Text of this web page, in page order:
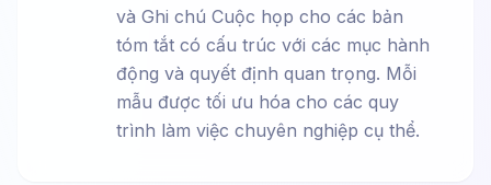
và Ghi chú Cuộc họp cho các bản
tóm tắt có cấu trúc với các mục hành
động và quyết định quan trọng. Mỗi
mẫu được tối ưu hóa cho các quy
trình làm việc chuyên nghiệp cụ thể.